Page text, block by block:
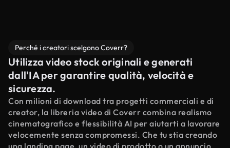
Perché i creatori scelgono Coverr?
Utilizza video stock originali e generati
dall'IA per garantire qualità, velocità e
sicurezza.
Con milioni di download tra progetti commerciali e di
creator, la libreria video di Coverr combina realismo
cinematografico e flessibilità AI per aiutarti a lavorare
velocemente senza compromessi. Che tu stia creando
una landing page, un video di prodotto o un annuncio